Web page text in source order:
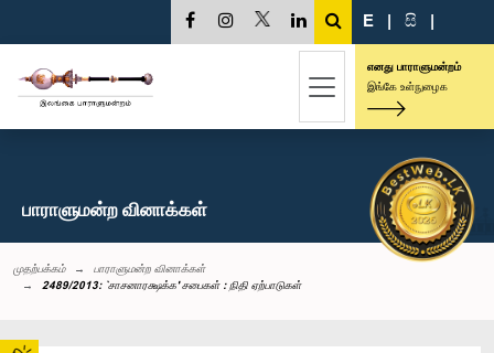
E | සි |
எனது பாராளுமன்றம்
இங்கே உள்நுழைக
பாராளுமன்ற வினாக்கள்
முதற்பக்கம்
பாராளுமன்ற வினாக்கள்
2489/2013: `சாசனாரக்ஷக்க' சபைகள் : நிதி ஏற்பாடுகள்